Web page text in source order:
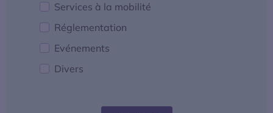
Services à la mobilité
Réglementation
Evénements
Divers